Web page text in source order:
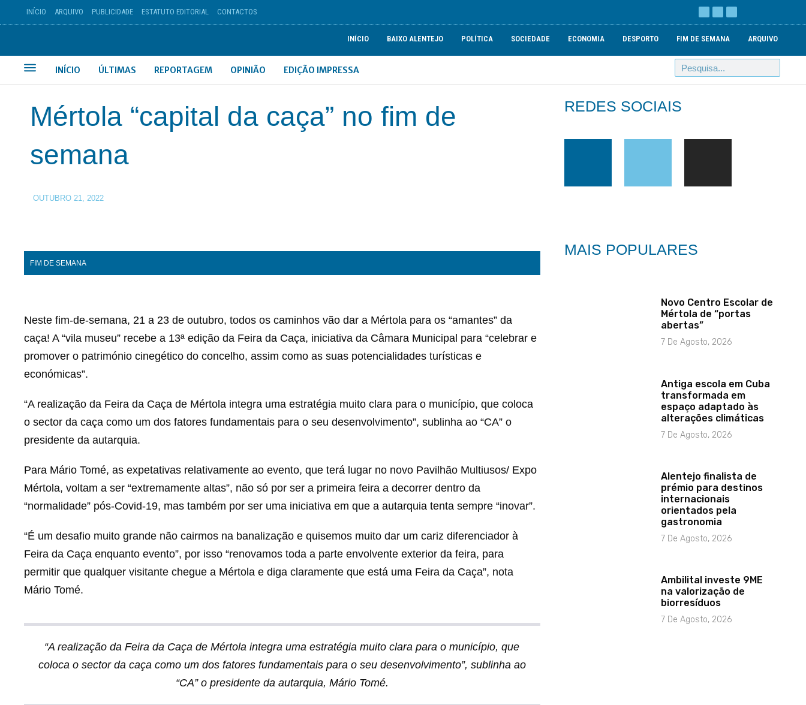
INÍCIO ARQUIVO PUBLICIDADE ESTATUTO EDITORIAL CONTACTOS
INÍCIO BAIXO ALENTEJO POLÍTICA SOCIEDADE ECONOMIA DESPORTO FIM DE SEMANA ARQUIVO
INÍCIO ÚLTIMAS REPORTAGEM OPINIÃO EDIÇÃO IMPRESSA
Mértola “capital da caça” no fim de
semana
OUTUBRO 21, 2022
FIM DE SEMANA
Neste fim-de-semana, 21 a 23 de outubro, todos os caminhos vão dar a Mértola para os “amantes” da
caça! A “vila museu” recebe a 13ª edição da Feira da Caça, iniciativa da Câmara Municipal para “celebrar e
promover o património cinegético do concelho, assim como as suas potencialidades turísticas e
económicas”.
“A realização da Feira da Caça de Mértola integra uma estratégia muito clara para o município, que coloca
o sector da caça como um dos fatores fundamentais para o seu desenvolvimento”, sublinha ao “CA” o
presidente da autarquia.
Para Mário Tomé, as expetativas relativamente ao evento, que terá lugar no novo Pavilhão Multiusos/ Expo
Mértola, voltam a ser “extremamente altas”, não só por ser a primeira feira a decorrer dentro da
“normalidade” pós-Covid-19, mas também por ser uma iniciativa em que a autarquia tenta sempre “inovar”.
“É um desafio muito grande não cairmos na banalização e quisemos muito dar um cariz diferenciador à
Feira da Caça enquanto evento”, por isso “renovamos toda a parte envolvente exterior da feira, para
permitir que qualquer visitante chegue a Mértola e diga claramente que está uma Feira da Caça”, nota
Mário Tomé.
“A realização da Feira da Caça de Mértola integra uma estratégia muito clara para o município, que
coloca o sector da caça como um dos fatores fundamentais para o seu desenvolvimento”, sublinha ao
“CA” o presidente da autarquia, Mário Tomé.
REDES SOCIAIS
MAIS POPULARES
Novo Centro Escolar de
Mértola de “portas
abertas”
7 De Agosto, 2026
Antiga escola em Cuba
transformada em
espaço adaptado às
alterações climáticas
7 De Agosto, 2026
Alentejo finalista de
prémio para destinos
internacionais
orientados pela
gastronomia
7 De Agosto, 2026
Ambilital investe 9ME
na valorização de
biorresíduos
7 De Agosto, 2026